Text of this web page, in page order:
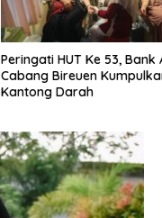
Wapres Gibran Apresiasi
Percepatan Pembangunan
Pasca Bencana di Bireuen